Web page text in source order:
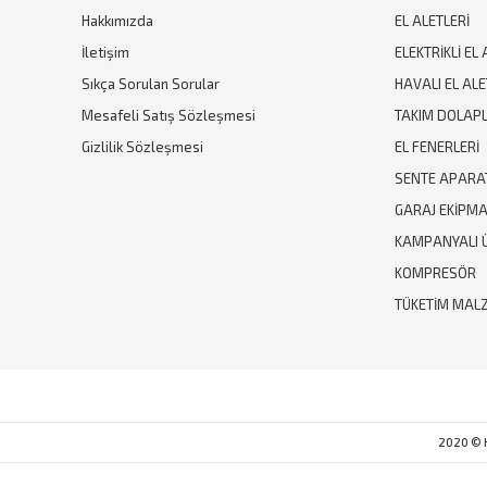
Hakkımızda
İletişim
Sıkça Sorulan Sorular
Mesafeli Satış Sözleşmesi
Gizlilik Sözleşmesi
EL ALETLERİ
ELEKTRİKLİ EL
HAVALI EL
TAKIM
EL FENERLERİ
SENTE
GARAJ
KAMPANYALI
KOMPRESÖR
TÜKETİM
2020 ©